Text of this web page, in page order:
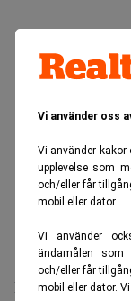
Vi använder oss
Vi använder kakor
upplevelse som
och/eller får
mobil eller dator.
Vi använder
ändamålen
och/eller får
mobil eller dator.
Den största